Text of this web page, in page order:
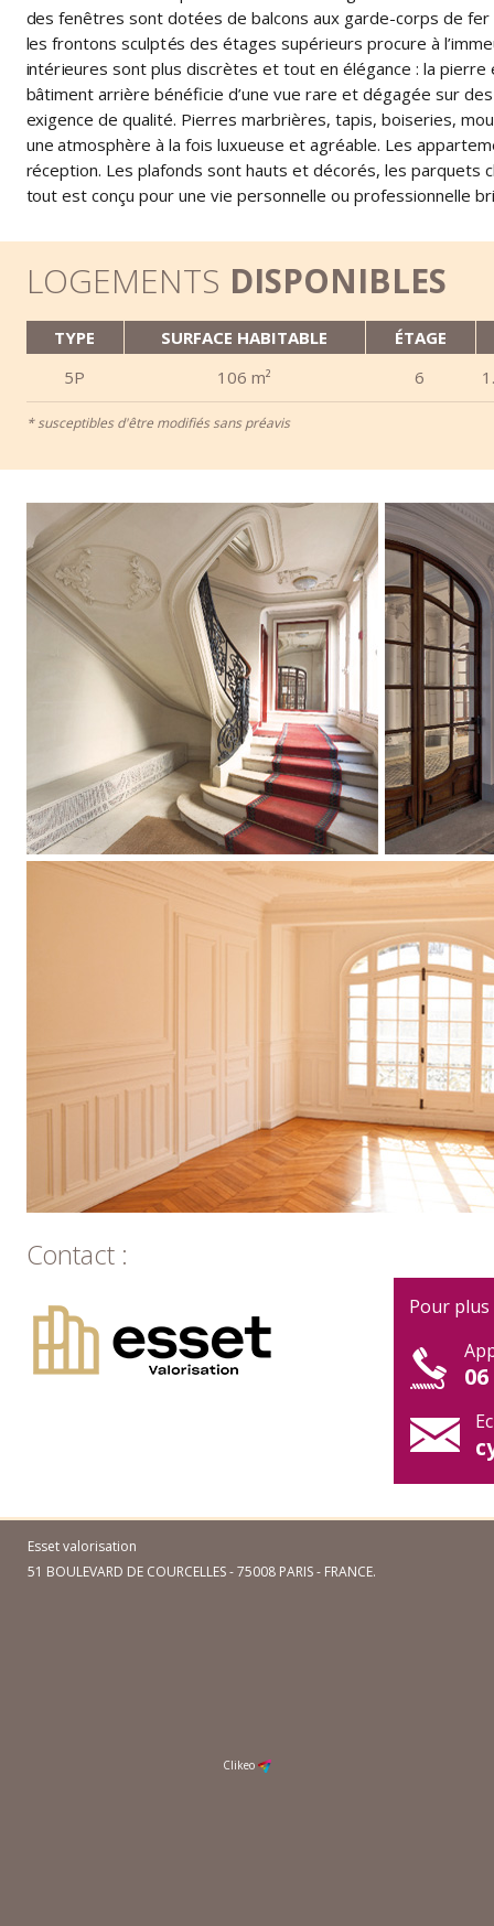
des fenêtres sont dotées de balcons aux garde-corps de
les frontons sculptés des étages supérieurs procure à
intérieures sont plus discrètes et tout en élégance : la
bâtiment arrière bénéficie d’une vue rare et dégagée sur
exigence de qualité. Pierres marbrières, tapis, boiseries,
une atmosphère à la fois luxueuse et agréable. Les
réception. Les plafonds sont hauts et décorés, les
tout est conçu pour une vie personnelle ou professionnelle
LOGEMENTS DISPONIBLES
TYPE SURFACE HABITABLE
ÉTAGE
5P
106 m² 6
* susceptibles d'être modifiés sans préavis
Contact :
Pour
Esset valorisation
51 BOULEVARD DE COURCELLES - 75008 PARIS - FRANCE.
Clikeo